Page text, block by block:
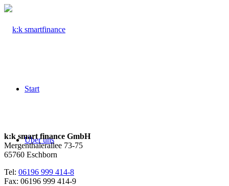
Start
Über uns
k:k smart finance GmbH
Mergenthalerallee 73-75
65760 Eschborn
Tel: 06196 999 414-8
Fax: 06196 999 414-9